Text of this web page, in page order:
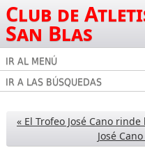
Club de
San Blas
IR AL MENÚ
IR A LAS BÚSQUEDAS
« El Trofeo José Cano
José